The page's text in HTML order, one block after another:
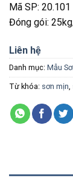
Mã SP: 20.101
Đóng gói:
Liên hệ
Danh mục: Mẫu
Từ khóa: sơn mịn,